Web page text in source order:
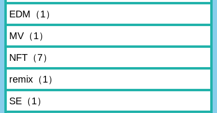
EDM （1）
MV（1）
NFT（7）
remix（1）
SE（1）